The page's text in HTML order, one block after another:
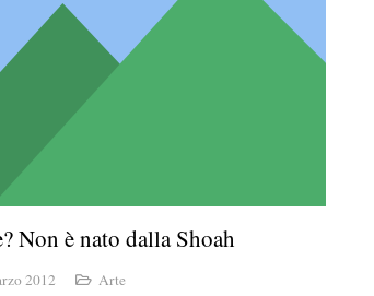
Non è nato dalla Shoah
2012 Arte